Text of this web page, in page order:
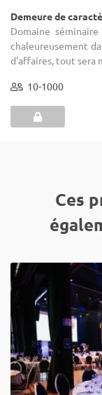
Demeure de
Domaine
chaleureusement
d'affaires, tout sera
10-1000
Ces